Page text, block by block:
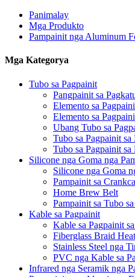
Panimalay
Mga Produkto
Pampainit nga Aluminum
Mga Kategorya
Tubo sa Pagpainit
Pangpainit sa
Elemento sa
Elemento sa
Ubang Tubo sa
Tubo sa Pagpainit sa
Tubo sa Pagpainit sa
Silicone nga Goma nga
Silicone nga Goma
Pampainit sa
Home Brew Belt
Pampainit sa Tubo
Kable sa Pagpainit
Kable sa Pagpainit
Fiberglass Braid
Stainless Steel nga
PVC nga Kable sa
Infrared nga Seramik nga